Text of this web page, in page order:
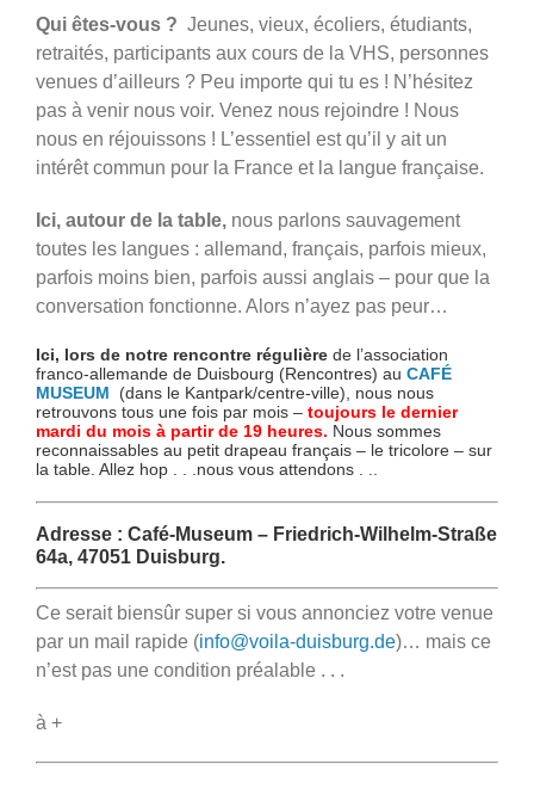
Qui êtes-vous ? Jeunes, vieux, écoliers, étudiants,
retraités, participants aux cours de la VHS, personnes
venues d’ailleurs ? Peu importe qui tu es ! N’hésitez
pas à venir nous voir. Venez nous rejoindre ! Nous
nous en réjouissons ! L’essentiel est qu’il y ait un
intérêt commun pour la France et la langue française.
Ici, autour de la table,nous parlons sauvagement
toutes les langues : allemand, français, parfois mieux,
parfois moins bien, parfois aussi anglais – pour que la
conversation fonctionne. Alors n’ayez pas peur…
Ici, lors de notre rencontre régulièrede l’association
franco-allemande de Duisbourg (Rencontres) au CAFÉ
MUSEUM (dans le Kantpark/centre-ville), nous nous
retrouvons tous une fois par mois – toujours le dernier
mardi du mois à partir de 19 heures. Nous sommes
reconnaissables au petit drapeau français – le tricolore – sur
la table. Allez hop . . .nous vous attendons . ..
Adresse : Café-Museum – Friedrich-Wilhelm-Straße
64a, 47051 Duisburg.
Ce serait biensûr super si vous annonciez votre venue
par un mail rapide (info@voila-duisburg.de)… mais ce
n’est pas une condition préalable . . .
à +